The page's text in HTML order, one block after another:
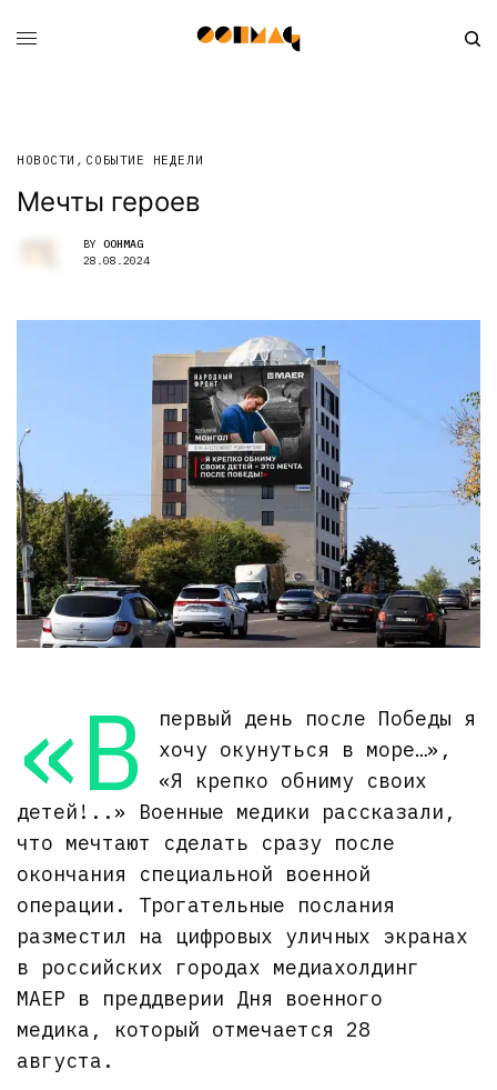
НОВОСТИ , СОБЫТИЕ НЕДЕЛИ
Мечты героев
BY OOHMAG
28.08.2024
«В
первый день после Победы я
хочу окунуться в море…»,
«Я крепко обниму своих
детей!..» Военные медики рассказали,
что мечтают сделать сразу после
окончания специальной военной
операции. Трогательные послания
разместил на цифровых уличных экранах
в российских городах медиахолдинг
МАЕР в преддверии Дня военного
медика, который отмечается 28
августа.